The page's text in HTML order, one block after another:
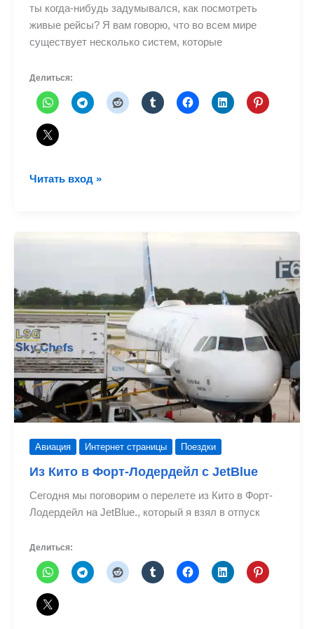
ты когда-нибудь задумывался, как посмотреть
живые рейсы? Я вам говорю, что во всем мире
существует несколько систем, которые
Делиться:
Как
Читать вход »
Авиация Интернет страницы Поездки
Из Кито в Форт-Лодердейл с JetBlue
Сегодня мы поговорим о перелете из Кито в Форт-
Лодердейл на JetBlue., который я взял в отпуск
Делиться: